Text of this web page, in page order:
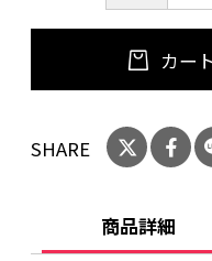
カー
SHARE
商品詳細